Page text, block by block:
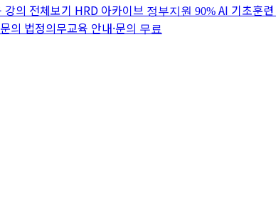
강의 전체보기 HRD 아카이브 정부지원 90% AI 기초훈련
의 법정의무교육 안내·문의 무료